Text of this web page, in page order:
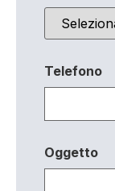
Telefono
Oggetto